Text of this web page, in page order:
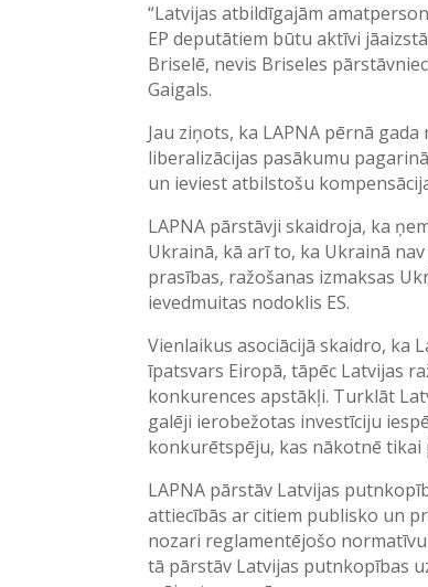
“Latvijas atbildīgajām
EP deputātiem būtu aktīvi
Briselē, nevis Briseles
Gaigals.
Jau ziņots, ka LAPNA pērnā
liberalizācijas pasākumu
un ieviest atbilstošu
LAPNA pārstāvji skaidroja, ka
Ukrainā, kā arī to, ka Ukrainā
prasības, ražošanas izmaksas
ievedmuitas nodoklis ES.
Vienlaikus asociācijā skaidro, ka
īpatsvars Eiropā, tāpēc Latvijas
konkurences apstākļi. Turklāt
galēji ierobežotas investīciju
konkurētspēju, kas nākotnē tikai
LAPNA pārstāv Latvijas
attiecībās ar citiem publisko un
nozari reglamentējošo
tā pārstāv Latvijas putnkopības